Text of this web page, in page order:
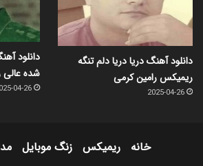
دانلود آهنگ دریا دریا دلم تنگه
ریمیکس رامین کرمی
2025-04-26
دانلود
شده عالی
04-26
خانه ریمیکس زنگ موبایل